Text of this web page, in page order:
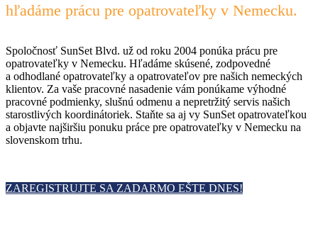
hľadáme prácu pre opatrovateľky v Nemecku.
Spoločnosť SunSet Blvd. už od roku 2004 ponúka prácu pre
opatrovateľky v Nemecku. Hľadáme skúsené, zodpovedné
a odhodlané opatrovateľky a opatrovateľov pre našich nemeckých
klientov. Za vaše pracovné nasadenie vám ponúkame výhodné
pracovné podmienky, slušnú odmenu a nepretržitý servis našich
starostlivých koordinátoriek. Staňte sa aj vy SunSet opatrovateľkou
a objavte najširšiu ponuku práce pre opatrovateľky v Nemecku na
slovenskom trhu.
ZAREGISTRUJTE SA ZADARMO EŠTE DNES!